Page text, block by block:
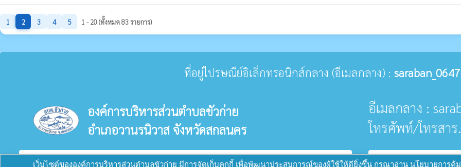
เว็บไซต์ขององค์การบริหารส่วนตำบลขัวก่าย มีการจัดเก็บคุกกี้ เพื่อพัฒนาประสบการณ์ของผู้ใช้ให้ดียิ่งขึ้น กรุณาอ่าน นโยบายการคุ้
1 2 3 4 5 1 - 20 (ทั้งหมด 83 รายการ)
ที่อยู่ไปรษณีย์อิเล็กทรอนิกส์กลาง (อีเมลกลาง) :
องค์การบริหารส่วนตำบลขัวก่าย
อำเภอวานรนิวาส จังหวัดสกลนคร
อีเมลกลาง :
โทรศัพท์/โทรสา
verified_user ผู้ดูแลระบบ copyright © 2025องค์การบริหารส่วนตำบลขัวก่ายพัฒนาระบบ :www.ts-local.com public นโยบายเว็บไซต์ นโ